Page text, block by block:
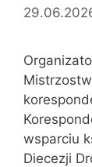
wsparciu
Diecezji